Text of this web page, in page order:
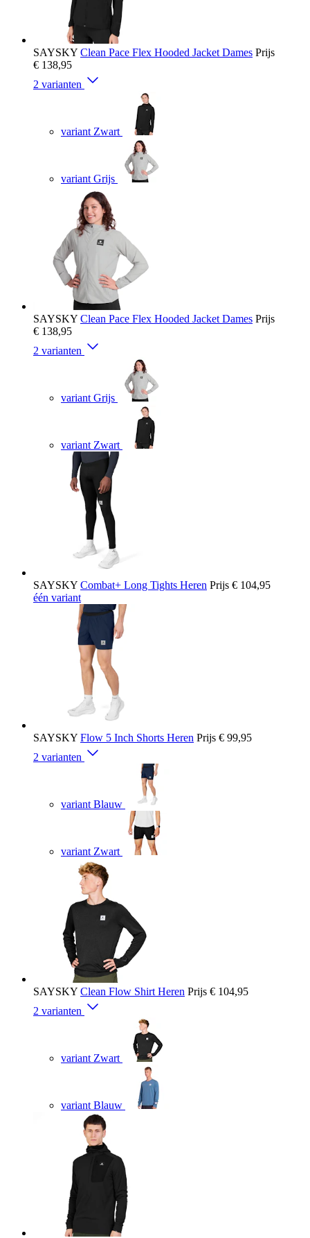
SAYSKY Clean Pace Flex Hooded Jacket Dames Prijs
€ 138,95
2 varianten
variant Zwart
variant Grijs
SAYSKY Clean Pace Flex Hooded Jacket Dames Prijs
€ 138,95
2 varianten
variant Grijs
variant Zwart
SAYSKY Combat+ Long Tights Heren Prijs € 104,95
één variant
SAYSKY Flow 5 Inch Shorts Heren Prijs € 99,95
2 varianten
variant Blauw
variant Zwart
SAYSKY Clean Flow Shirt Heren Prijs € 104,95
2 varianten
variant Zwart
variant Blauw